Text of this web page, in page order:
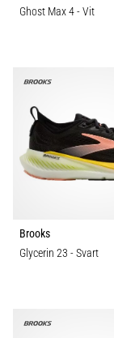
Ghost Max 4- Vit
Brooks
Glycerin 23 - Svart